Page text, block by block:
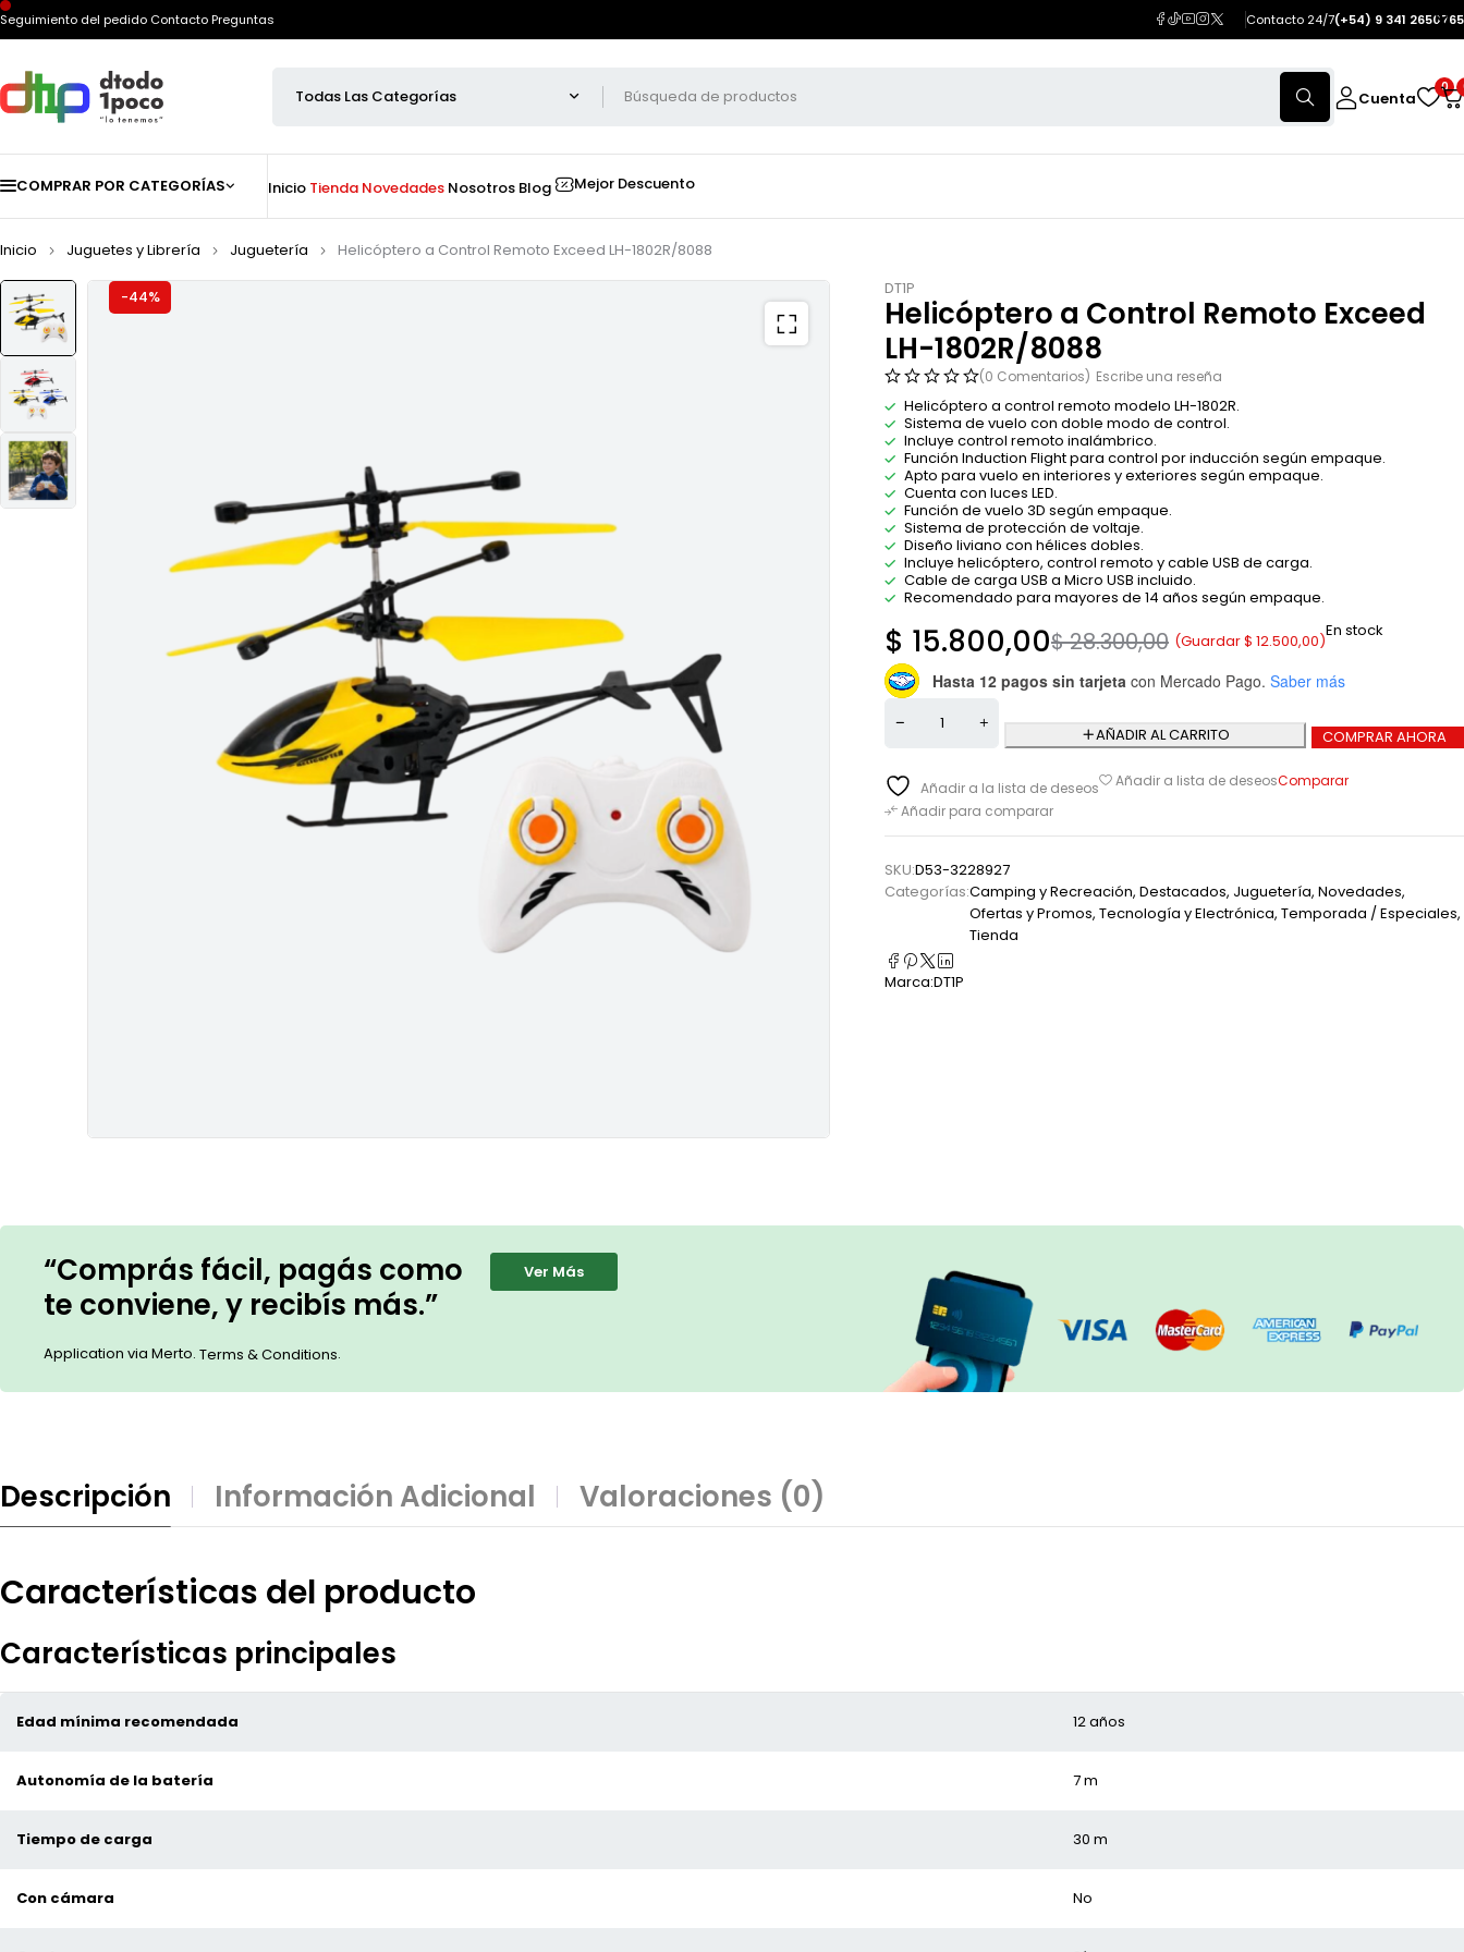
Seguimiento del pedido ContactoPreguntas Contacto 24/7(+54) 9 341 2650765
Cuenta
0
COMPRAR POR CATEGORÍAS Inicio Tienda Novedades Nosotros Blog Mejor Descuento
Inicio Juguetes y Librería Juguetería Helicóptero a Control Remoto Exceed LH-1802R/8088
-44% DT1P
Helicóptero a Control Remoto Exceed
LH-1802R/8088
(0 Comentarios) Escribe una reseña
Helicóptero a control remoto modelo LH-1802R.
Sistema de vuelo con doble modo de control.
Incluye control remoto inalámbrico.
Función Induction Flight para control por inducción según empaque.
Apto para vuelo en interiores y exteriores según empaque.
Cuenta con luces LED.
Función de vuelo 3D según empaque.
Sistema de protección de voltaje.
Diseño liviano con hélices dobles.
Incluye helicóptero, control remoto y cable USB de carga.
Cable de carga USB a Micro USB incluido.
Recomendado para mayores de 14 años según empaque.
$28.300,00
$ 15.800,00 (Guardar$ 12.500,00)
En stock
Hasta 12 pagos sin tarjeta con Mercado Pago. Saber más
AÑADIR AL CARRITO COMPRAR AHORA
Añadir a la lista de deseos Añadir a lista de deseosComparar
Añadir para comparar
SKU:D53-3228927
Categorías:Camping y Recreación, Destacados, Juguetería, Novedades,
Ofertas y Promos, Tecnología y Electrónica, Temporada / Especiales,
Tienda
Marca:DT1P
“Comprás fácil, pagás como
te conviene, y recibís más.”
Application via Merto. Terms & Conditions.
Ver Más
Descripción Información Adicional Valoraciones (0)
Características del producto
Características principales
Edad mínima recomendada 12 años
Autonomía de la batería 7 m
Tiempo de carga 30 m
Con cámara No